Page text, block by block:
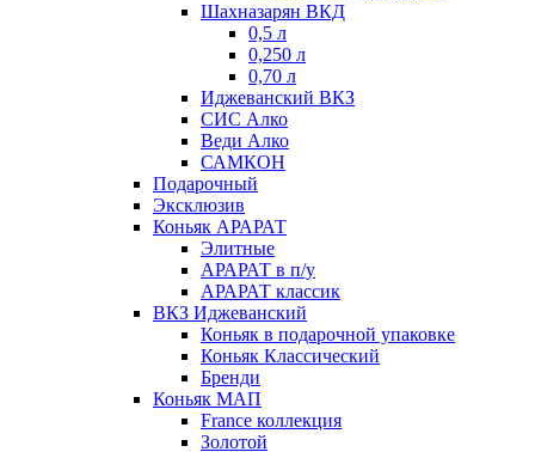
Шахназарян ВКД
0,5 л
0,250 л
0,70 л
Иджеванский ВКЗ
СИС Алко
Веди Алко
САМКОН
Подарочный
Эксклюзив
Коньяк АРАРАТ
Элитные
АРАРАТ в п/у
АРАРАТ классик
ВКЗ Иджеванский
Коньяк в подарочной упаковке
Коньяк Классический
Бренди
Коньяк МАП
France коллекция
Золотой